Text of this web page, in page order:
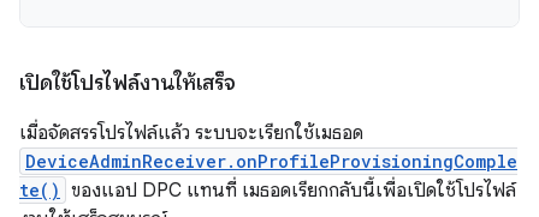
เปิดใช้โปรไฟล์งานให้เสร็จ
เมื่อจัดสรรโปรไฟล์แล้ว ระบบจะเรียกใช้เมธอด
DeviceAdminReceiver.onProfileProvisioningComple
te() ของแอป DPC แทนที่ เมธอดเรียกกลับนี้เพื่อเปิดใช้โปรไฟล์